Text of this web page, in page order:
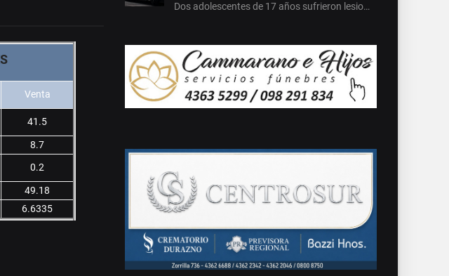
Venta
41.5
8.7
0.2
49.18
6.6335
Dos adolescentes de 17 años sufrieron lesio…